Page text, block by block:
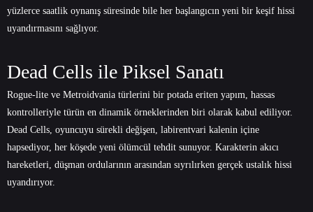
yüzlerce saatlik oynanış süresinde bile her başlangıcın yeni bir keşif hissi
uyandırmasını sağlıyor.
Dead Cells ile Piksel Sanatı
Rogue-lite ve Metroidvania türlerini bir potada eriten yapım, hassas
kontrolleriyle türün en dinamik örneklerinden biri olarak kabul ediliyor.
Dead Cells, oyuncuyu sürekli değişen, labirentvari kalenin içine
hapsediyor, her köşede yeni ölümcül tehdit sunuyor. Karakterin akıcı
hareketleri, düşman ordularının arasından sıyrılırken gerçek ustalık hissi
uyandırıyor.